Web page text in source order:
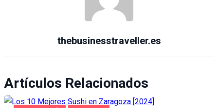
thebusinesstraveller.es
Artículos Relacionados